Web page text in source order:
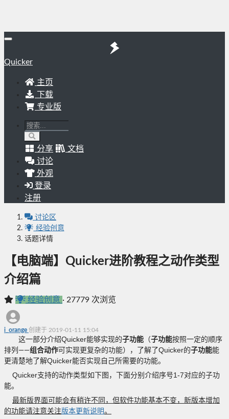
Quicker
主页
下载
专业版
分享
文档
讨论
外观
登录
注册
讨论区
经验创意
话题详情
【电脑端】Quicker进阶教程之动作类型
介绍篇
经验创意 · 27779 次浏览
i_orange 创建于 2019-01-11 15:04
这一部分介绍Quicker能够实现的子功能 （子功能按照一定的顺序
排列——组合动作可实现更复杂的功能），了解了 Quicker的子功能能
更清楚地了解Quicker能否实现自己所需要的功能。
Quicker支持的动作类型如下图，下面分别介绍序号1-7对应的子功
能。
最新版界面可能会有稍许不同，但软件功能基本不变，新版本增加
的功能请注意关注版本更新说明。